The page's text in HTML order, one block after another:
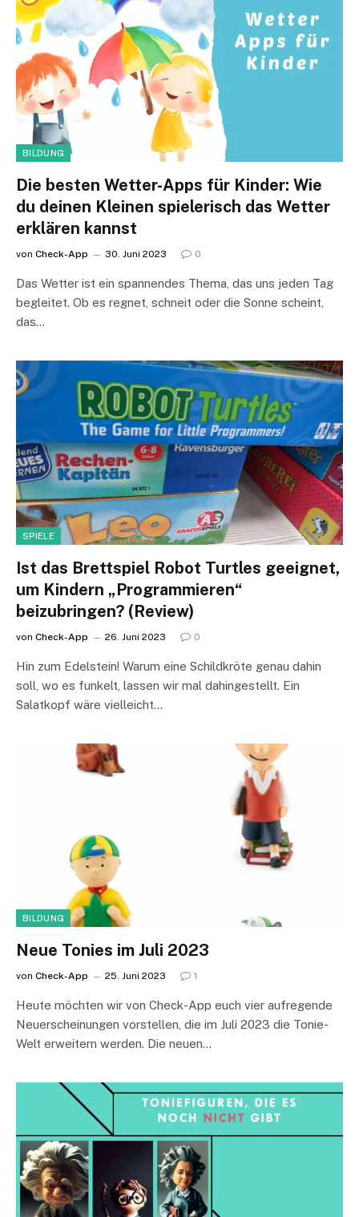
BILDUNG
Die besten Wetter-Apps für Kinder: Wie
du deinen Kleinen spielerisch das Wetter
erklären kannst
von Check-App 30. Juni 2023 0
Das Wetter ist ein spannendes Thema, das uns jeden Tag
begleitet. Ob es regnet, schneit oder die Sonne scheint,
das…
SPIELE
Ist das Brettspiel Robot Turtles geeignet,
um Kindern „Programmieren“
beizubringen? (Review)
von Check-App 26. Juni 2023 0
Hin zum Edelstein! Warum eine Schildkröte genau dahin
soll, wo es funkelt, lassen wir mal dahingestellt. Ein
Salatkopf wäre vielleicht…
BILDUNG
Neue Tonies im Juli 2023
von Check-App 25. Juni 2023 1
Heute möchten wir von Check-App euch vier aufregende
Neuerscheinungen vorstellen, die im Juli 2023 die Tonie-
Welt erweitern werden. Die neuen…